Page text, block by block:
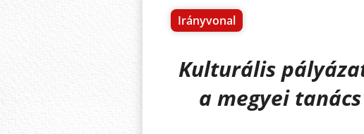
Irányvonal
Kulturális
a megyei